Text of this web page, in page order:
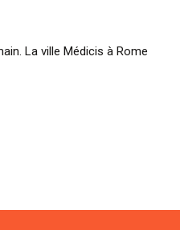
La ville Médicis à Rome